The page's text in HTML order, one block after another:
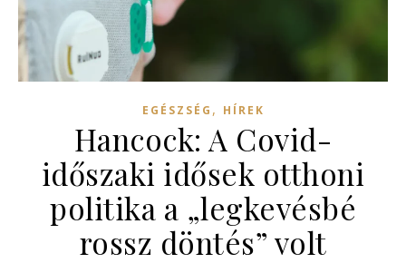
EGÉSZSÉG , HÍREK
Hancock: A Covid-
időszaki idősek otthoni
politika a „legkevésbé
rossz döntés” volt